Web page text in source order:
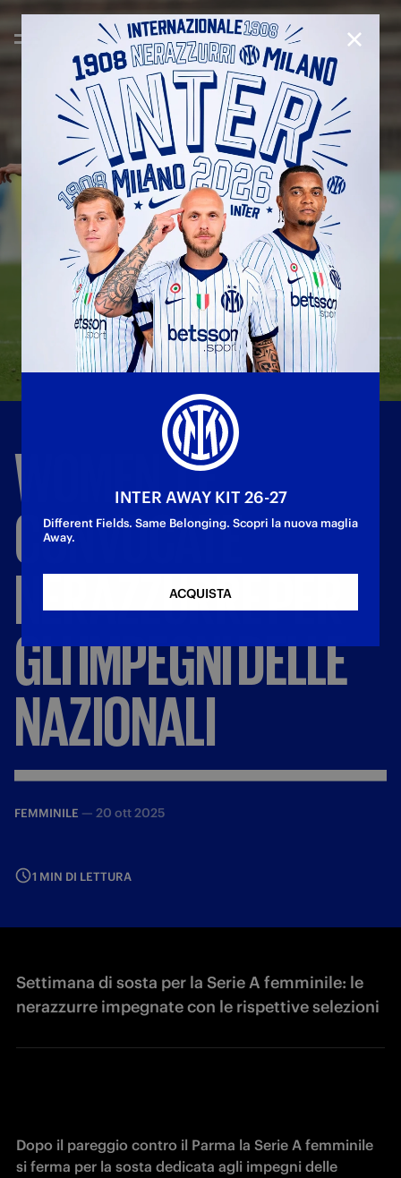
WOMEN,LE
CONVOCATE
NERAZZURREPER
GLIIMPEGNIDELLE
NAZIONALI
FEMMINILE — 20 ott 2025
1 MIN DI LETTURA
Settimana di sosta per la Serie A femminile: le
nerazzurre impegnate con le rispettive selezioni
Dopo il pareggio contro il Parma la Serie A femminile
si ferma per la sosta dedicata agli impegni delle
INTER AWAY KIT 26-27
Different Fields. Same Belonging. Scopri la nuova maglia
Away.
ACQUISTA